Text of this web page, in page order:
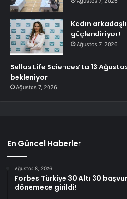
Kadın
güçlendiriyor!
Ağustos 7, 2026
Sellas Life Sciences’ta 13
bekleniyor
Ağustos 7, 2026
En Güncel Haberler
Ağustos 8, 2026
Forbes Türkiye 30 Altı 30
dönemece girildi!